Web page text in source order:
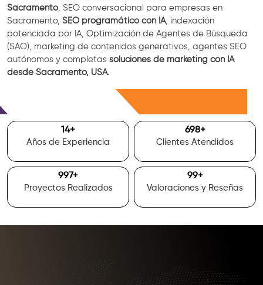
Sacramento , SEO conversacional para empresas en
Sacramento, SEO programático con IA, indexación
potenciada por IA, Optimización de Agentes de Búsqueda
(SAO), marketing de contenidos generativos, agentes SEO
autónomos y completas soluciones de marketing con IA
desde Sacramento, USA.
15+
Años de Experiencia
700+
Clientes Atendidos
1000+
Proyectos Realizados
100+
Valoraciones y Reseñas